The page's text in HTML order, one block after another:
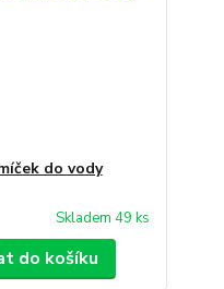
do vody
Skladem 49 ks
do košíku